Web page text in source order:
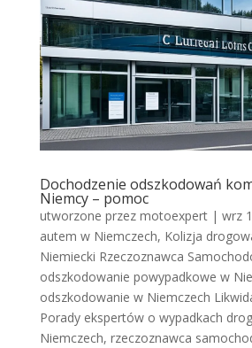
Dochodzenie odszkodowań
Niemcy – pomoc
utworzone przez motoexpert| wrz
autem w Niemczech, Kolizja
Niemiecki Rzeczoznawca
odszkodowanie powypadkowe w
odszkodowanie w Niemczech
Porady ekspertów o wypadkach
Niemczech, rzeczoznawca